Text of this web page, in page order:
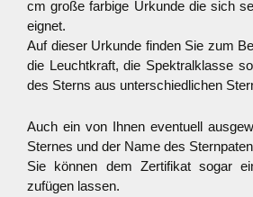
cm große farbige Urkunde die sich
eignet.
Auf dieser Urkunde finden Sie zum
die Leuchtkraft, die Spektralklasse
des Sterns aus unterschiedlichen
Auch ein von Ihnen eventuell
Sternes und der Name des
Sie können dem Zertifikat sogar
zufügen lassen.